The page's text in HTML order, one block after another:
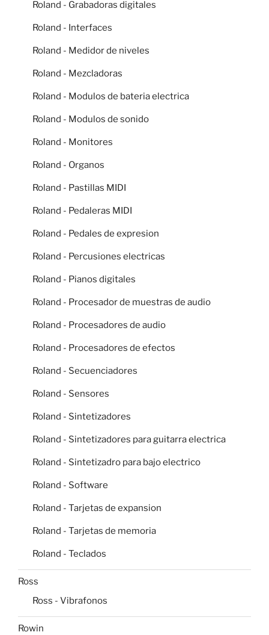
Roland - Grabadoras digitales
Roland - Interfaces
Roland - Medidor de niveles
Roland - Mezcladoras
Roland - Modulos de bateria electrica
Roland - Modulos de sonido
Roland - Monitores
Roland - Organos
Roland - Pastillas MIDI
Roland - Pedaleras MIDI
Roland - Pedales de expresion
Roland - Percusiones electricas
Roland - Pianos digitales
Roland - Procesador de muestras de audio
Roland - Procesadores de audio
Roland - Procesadores de efectos
Roland - Secuenciadores
Roland - Sensores
Roland - Sintetizadores
Roland - Sintetizadores para guitarra electrica
Roland - Sintetizadro para bajo electrico
Roland - Software
Roland - Tarjetas de expansion
Roland - Tarjetas de memoria
Roland - Teclados
Ross
Ross - Vibrafonos
Rowin